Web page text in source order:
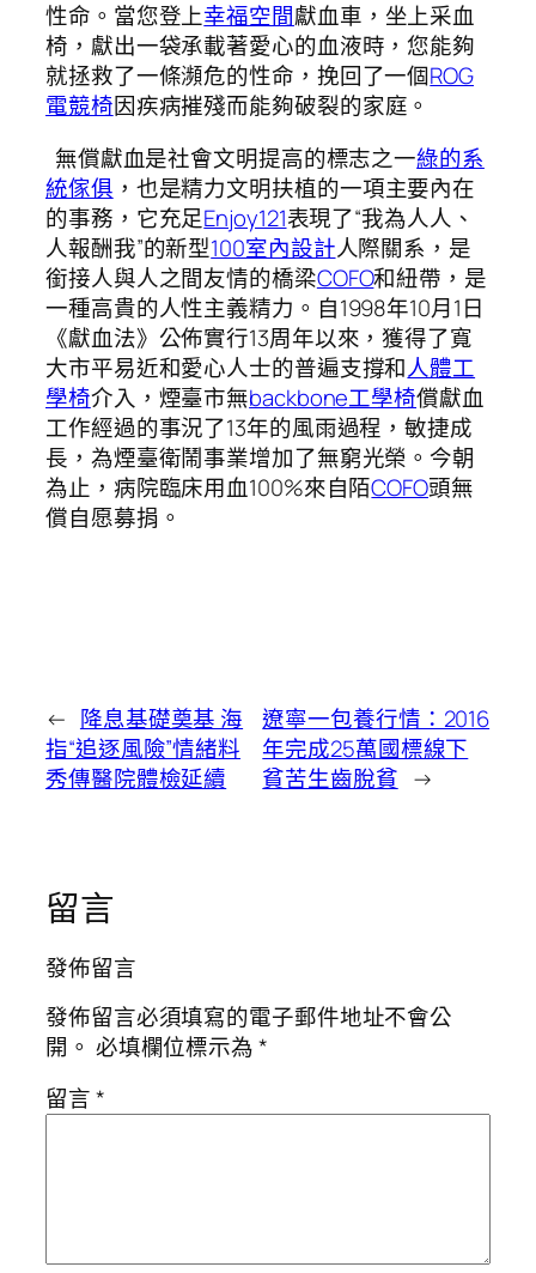
性命。當您登上幸福空間獻血車，坐上采血
椅，獻出一袋承載著愛心的血液時，您能夠
就拯救了一條瀕危的性命，挽回了一個ROG
電競椅因疾病摧殘而能夠破裂的家庭。
無償獻血是社會文明提高的標志之一綠的系
統傢俱 ，也是精力文明扶植的一項主要內在
的事務，它充足Enjoy121表現了“我為人人、
人報酬我”的新型100室內設計人際關系，是
銜接人與人之間友情的橋梁COFO和紐帶，是
一種高貴的人性主義精力。自1998年10月1日
《獻血法》公佈實行13周年以來，獲得了寬
大市平易近和愛心人士的普遍支撐和人體工
學椅介入，煙臺市無backbone工學椅償獻血
工作經過的事況了13年的風雨過程，敏捷成
長，為煙臺衛鬧事業增加了無窮光榮。今朝
為止，病院臨床用血100%來自陌COFO頭無
償自愿募捐。
← 降息基礎奠基 海
指“追逐風險”情緒料
秀傳醫院體檢延續
遼寧一包養行情：2016
年完成25萬國標線下
貧苦生齒脫貧 →
留言
發佈留言
發佈留言必須填寫的電子郵件地址不會公
開。 必填欄位標示為*
留言*